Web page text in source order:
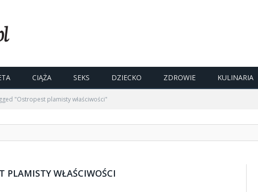
CIĄŻA SEKS DZIECKO ZDROWIE KULINARIA
"Ostropest plamisty właściwości"
PLAMISTY WŁAŚCIWOŚCI